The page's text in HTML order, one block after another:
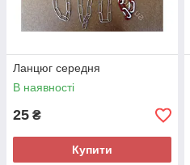
Ланцюг середня
В наявності
25 ₴
Купити